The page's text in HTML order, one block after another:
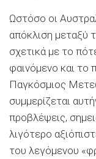
Ωστόσο οι
απόκλιση μεταξύ
σχετικά με το
φαινόμενο και το
Παγκόσμιος
συμμερίζεται
προβλέψεις,
λιγότερο
του λεγόμενου